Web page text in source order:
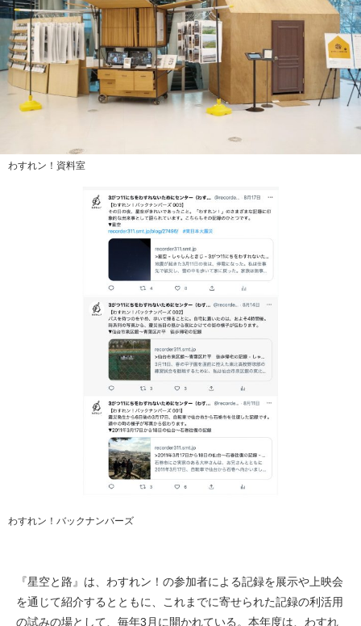
わすれン！資料室
わすれン！バックナンバーズ
『星空と路』は、わすれン！の参加者による記録を展示や上映会
を通じて紹介するとともに、これまでに寄せられた記録の利活用
の試みの場として、毎年3月に開かれている。本年度は、わすれ